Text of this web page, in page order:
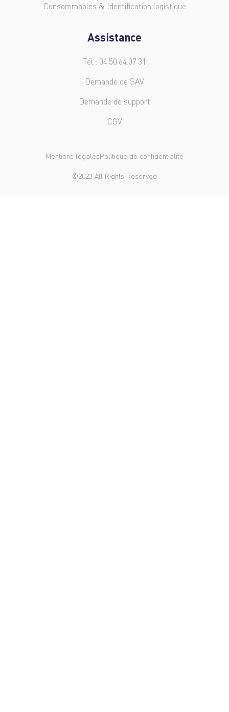
Consommables & Identification logistique
Assistance
Tél : 04.50.64.07.31
Demande de SAV
Demande de support
CGV
Mentions légalesPolitique de confidentialité
©2023 All Rights Reserved